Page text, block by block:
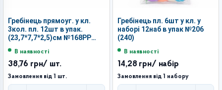
Гребінець прямоуг. у кл.
3кол. пл. 12шт в упак.
(23,7*7,7*2,5)см №168РР
В наявності
38,76 грн/ шт.
Замовлення від 1 шт.
Гребінець пл. 6шт у кл. у
наборі 12наб в упак №206
(240)
В наявності
14,28 грн/ набір
Замовлення від 1 набору